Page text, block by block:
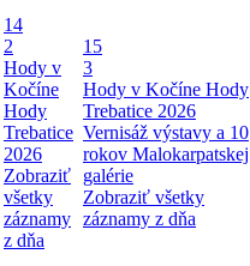
14
2
Hody v
Kočíne
Hody
Trebatice
2026
Zobraziť
všetky
záznamy
z dňa
15
3
Hody v Kočíne Hody
Trebatice 2026
Vernisáž výstavy a 10
rokov Malokarpatskej
galérie
Zobraziť všetky
záznamy z dňa